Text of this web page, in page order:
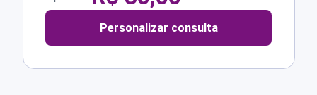
Personalizar consulta